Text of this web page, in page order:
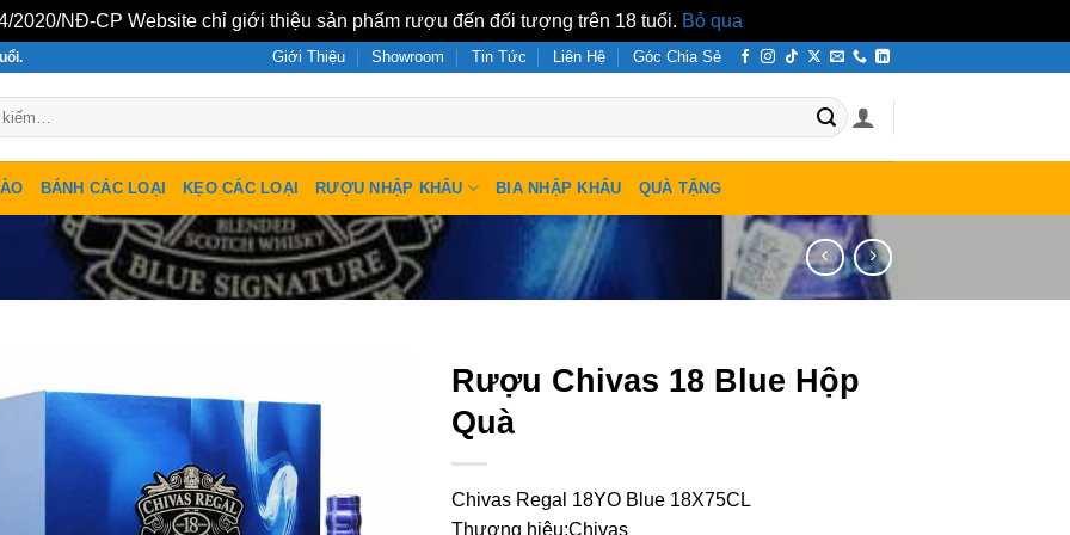
2020/NĐ-CP Website chỉ giới thiệu sản phẩm rượu đến đối tượng trên 18 tuổi. Bỏ qua
Giới Thiệu Showroom Tin Tức Liên Hệ Góc Chia Sẻ
BÁNH CÁC LOẠI KẸO CÁC LOẠI RƯỢU NHẬP KHẨU BIA NHẬP KHẨU QUÀ TẶNG
Rượu Chivas 18 Blue Hộp
Quà
Chivas Regal 18YO Blue 18X75CL
Thương hiệu:Chivas